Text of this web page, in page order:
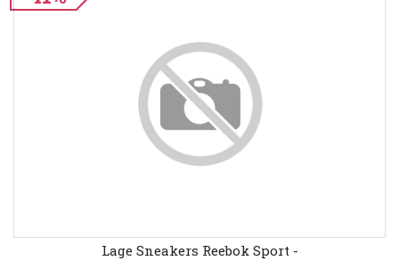
Lage Sneakers Reebok Sport -